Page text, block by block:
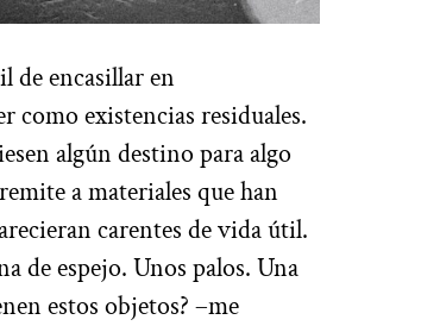
de encasillar en
como existencias residuales.
algún destino para algo
a materiales que han
carentes de vida útil.
de espejo. Unos palos. Una
estos objetos? –me